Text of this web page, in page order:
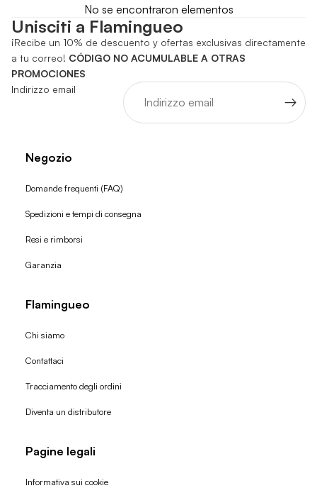
No se encontraron elementos
Unisciti a Flamingueo
¡Recibe un 10% de descuento y ofertas exclusivas directamente
a tu correo! CÓDIGO NO ACUMULABLE A OTRAS
PROMOCIONES
Indirizzo email
Negozio
Domande frequenti (FAQ)
Spedizioni e tempi di consegna
Resi e rimborsi
Garanzia
Flamingueo
Chi siamo
Contattaci
Tracciamento degli ordini
Diventa un distributore
Pagine legali
Informativa sui cookie